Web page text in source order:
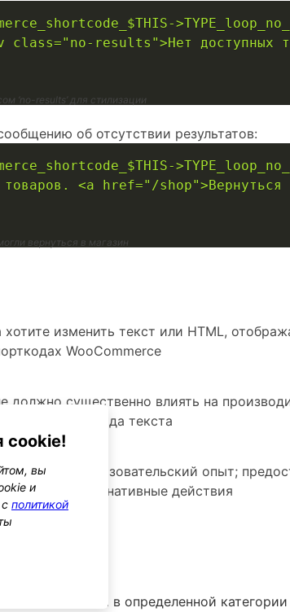
class="no-results">Нет доступных
‘no-results’ для стилизации
об отсутствии результатов:
<a href="/shop">Вернуться
вернуться в магазин
хотите изменить текст или HTML,
WooCommerce
должно существенно влиять на
только вывода текста
нарушают пользовательский опыт;
или альтернативные действия
когда в определенной
cookie!
вы
и
политикой